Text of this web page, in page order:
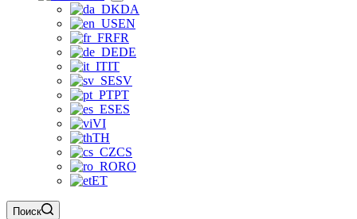
DA
EN
FR
DE
IT
SV
PT
ES
VI
TH
CS
RO
ET
Поиск